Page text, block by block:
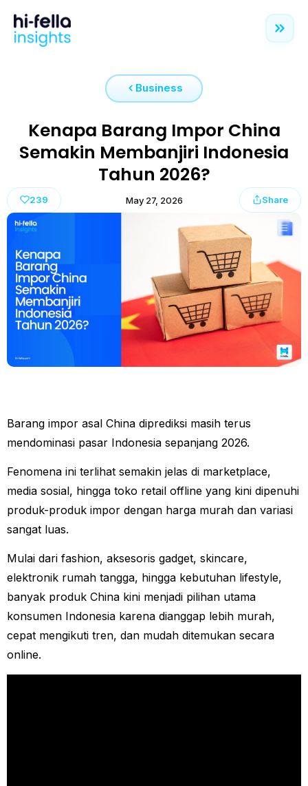
Business
Kenapa Barang Impor China
Semakin Membanjiri Indonesia
Tahun 2026?
239 May 27, 2026 Share
Barang impor asal China diprediksi masih terus
mendominasi pasar Indonesia sepanjang 2026.
Fenomena ini terlihat semakin jelas di marketplace,
media sosial, hingga toko retail offline yang kini dipenuhi
produk-produk impor dengan harga murah dan variasi
sangat luas.
Mulai dari fashion, aksesoris gadget, skincare,
elektronik rumah tangga, hingga kebutuhan lifestyle,
banyak produk China kini menjadi pilihan utama
konsumen Indonesia karena dianggap lebih murah,
cepat mengikuti tren, dan mudah ditemukan secara
online.